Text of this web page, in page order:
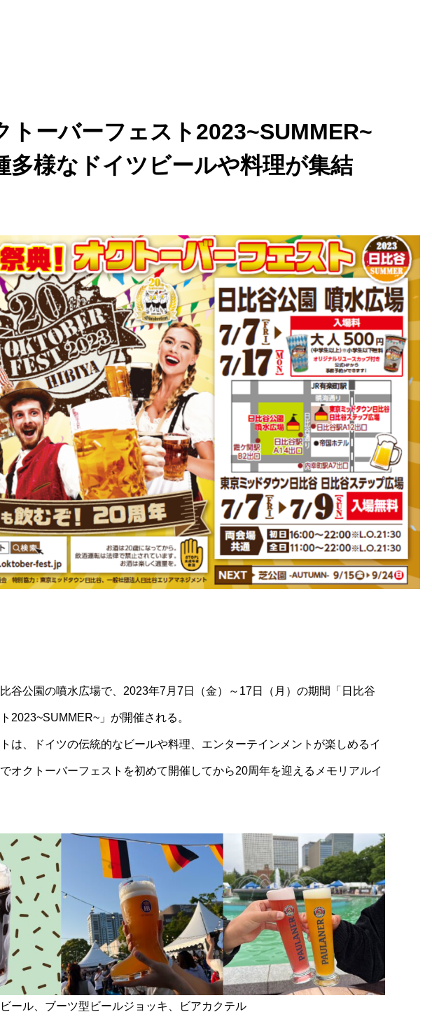
トーバーフェスト2023~SUMMER~
多様なドイツビールや料理が集結
谷公園の噴水広場で、2023年7月7日（金）～17日（月）の期間「日比谷
2023~SUMMER~」が開催される。
は、ドイツの伝統的なビールや料理、エンターテインメントが楽しめるイ
オクトーバーフェストを初めて開催してから20周年を迎えるメモリアルイ
ール、ブーツ型ビールジョッキ、ビアカクテル
める注目セール3選
バーガーのモクテル！「ティーサングリア